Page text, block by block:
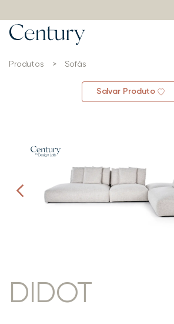
Produtos > Sofás
Salvar Produto
DIDOT